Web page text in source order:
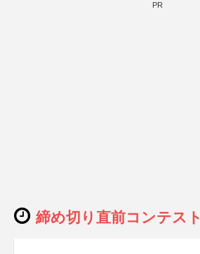
PR
締め切り直前コンテスト